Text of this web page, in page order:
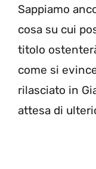
Sappiamo
cosa su cui
titolo
come si
rilasciato in
attesa di